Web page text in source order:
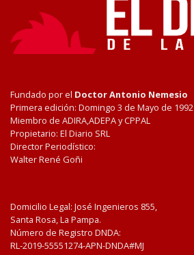
Fundado por el Doctor Antonio Nemesio
Primera edición: Domingo 3 de Mayo de 1992
Miembro de ADIRA,ADEPA y CPPAL
Propietario: El Diario SRL
Director Periodístico:
Walter René Goñi
Domicilio Legal: José Ingenieros 855,
Santa Rosa, La Pampa.
Número de Registro DNDA:
RL-2019-55551274-APN-DNDA#MJ